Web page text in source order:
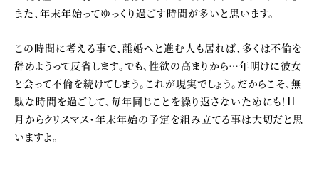
また、年末年始ってゆっくり過ごす時間が多いと思います。
この時間に考える事で、離婚へと進む人も居れば、多くは不倫を
辞めようって反省します。でも、性欲の高まりから…年明けに彼女
と会って不倫を続けてしまう。これが現実でしょう。だからこそ、無
駄な時間を過ごして、毎年同じことを繰り返さないためにも！11
月からクリスマス・年末年始の予定を組み立てる事は大切だと思
いますよ。